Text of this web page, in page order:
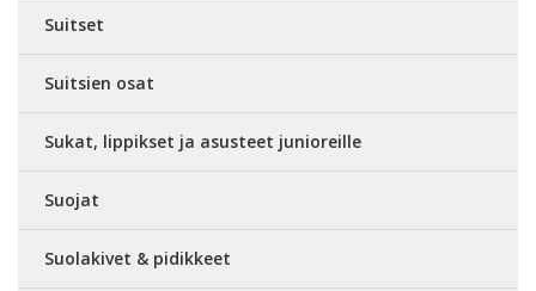
Suitset
Suitsien osat
Sukat, lippikset ja asusteet junioreille
Suojat
Suolakivet & pidikkeet